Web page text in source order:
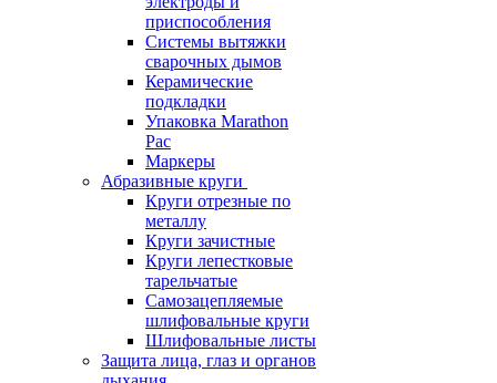
приспособления
Системы вытяжки
сварочных дымов
Керамические
подкладки
Упаковка Marathon
Pac
Маркеры
Абразивные круги
Круги отрезные по
металлу
Круги зачистные
Круги лепестковые
тарельчатые
Самозацепляемые
шлифовальные круги
Шлифовальные листы
Защита лица, глаз и органов